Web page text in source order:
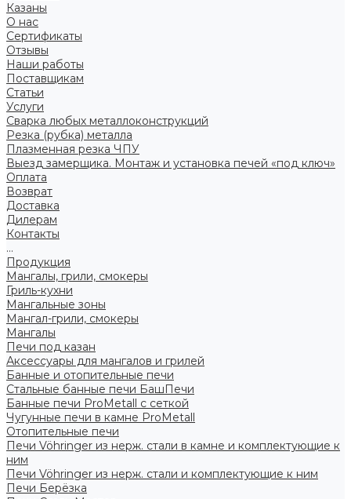
Казаны
О нас
Сертификаты
Отзывы
Наши работы
Поставщикам
Статьи
Услуги
Сварка любых металлоконструкций
Резка (рубка) металла
Плазменная резка ЧПУ
Выезд замерщика. Монтаж и установка печей «под ключ»
Оплата
Возврат
Доставка
Дилерам
Контакты
...
Продукция
Мангалы, грили, смокеры
Гриль-кухни
Мангальные зоны
Мангал-грили, смокеры
Мангалы
Печи под казан
Аксессуары для мангалов и грилей
Банные и отопительные печи
Стальные банные печи БашПечи
Банные печи ProMetall с сеткой
Чугунные печи в камне ProMetall
Отопительные печи
Печи Vöhringer из нерж. стали в камне и комплектующие к
ним
Печи Vöhringer из нерж. стали и комплектующие к ним
Печи Берёзка